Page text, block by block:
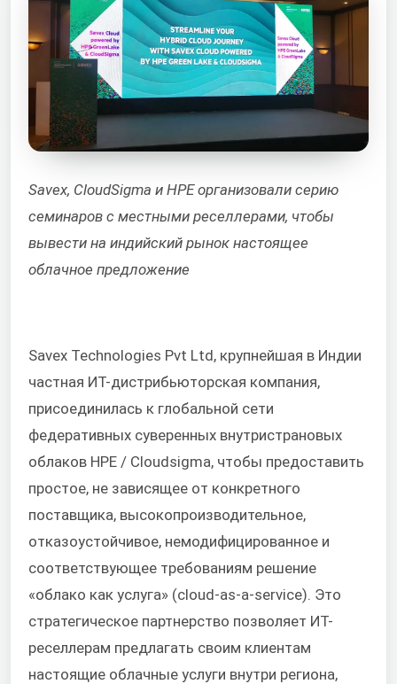
Savex, CloudSigma и HPE организовали серию
семинаров с местными реселлерами, чтобы
вывести на индийский рынок настоящее
облачное предложение
Savex Technologies Pvt Ltd, крупнейшая в Индии
частная ИТ-дистрибьюторская компания,
присоединилась к глобальной сети
федеративных суверенных внутристрановых
облаков HPE / Cloudsigma, чтобы предоставить
простое, не зависящее от конкретного
поставщика, высокопроизводительное,
отказоустойчивое, немодифицированное и
соответствующее требованиям решение
«облако как услуга» (cloud-as-a-service). Это
стратегическое партнерство позволяет ИТ-
реселлерам предлагать своим клиентам
настоящие облачные услуги внутри региона,